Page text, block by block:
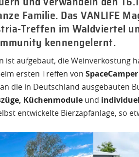
Familie. Das VANLIFE
Treffen im Waldviertel
kennengelernt.
ist aufgebaut, die Weinverkostung
ersten Treffen von
die in Deutschland ausgebauten
Küchenmodule und
entwickelte Bierzapfanlage, so